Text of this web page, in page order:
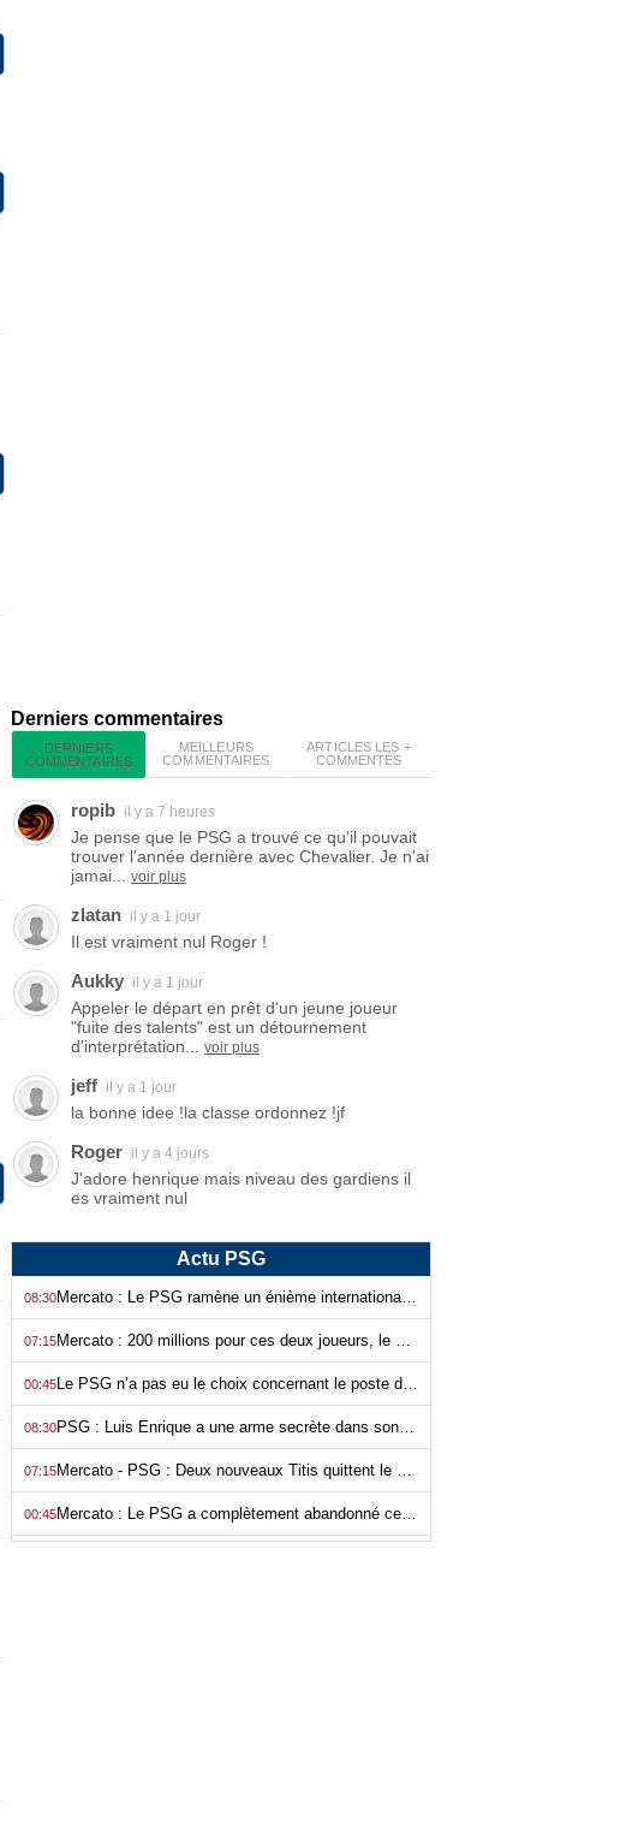
Derniers commentaires
DERNIERS
COMMENTAIRES
MEILLEURS
COMMENTAIRES
ARTICLES LES +
COMMENTÉS
ropib il y a 7 heures
Je pense que le PSG a trouvé ce qu'il pouvait
trouver l'année dernière avec Chevalier. Je n'ai
jamai...
voir plus
zlatan il y a 1 jour
Il est vraiment nul Roger !
Aukky il y a 1 jour
Appeler le départ en prêt d'un jeune joueur
"fuite des talents" est un détournement
d'interprétation...
voir plus
jeff il y a 1 jour
la bonne idee !la classe ordonnez !jf
Roger il y a 4 jours
J'adore henrique mais niveau des gardiens il
es vraiment nul
Actu PSG
08:30 Mercato : Le PSG ramène un énième international français !
07:15 Mercato : 200 millions pour ces deux joueurs, le PSG signe de suite !
00:45 Le PSG n’a pas eu le choix concernant le poste de gardien de but…
08:30 PSG : Luis Enrique a une arme secrète dans son sac !
07:15 Mercato - PSG : Deux nouveaux Titis quittent le navire
00:45 Mercato : Le PSG a complètement abandonné cette piste…